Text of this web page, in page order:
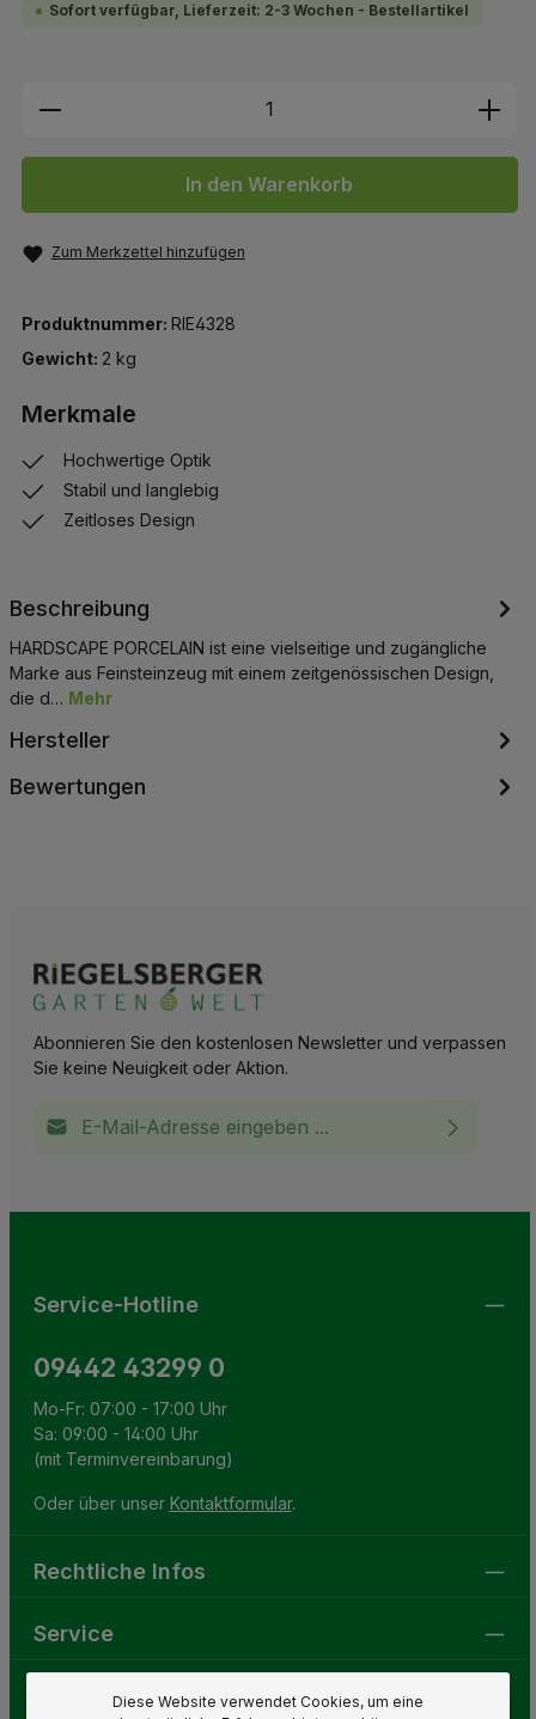
Sofort verfügbar, Lieferzeit: 2-3 Wochen - Bestellartikel
Produkt Anzahl: Gib den
In den Warenkorb
Zum Merkzettel hinzufügen
Produktnummer: RIE4328
Gewicht: 2 kg
Merkmale
Hochwertige Optik
Stabil und langlebig
Zeitloses Design
Beschreibung
HARDSCAPE PORCELAIN ist eine vielseitige und zugängliche
Marke aus Feinsteinzeug mit einem zeitgenössischen Design,
die d… Mehr
Hersteller
Bewertungen
Abonnieren Sie den kostenlosen Newsletter und verpassen
Sie keine Neuigkeit oder Aktion.
Service-Hotline
09442 43299 0
Mo-Fr: 07:00 - 17:00 Uhr
Sa: 09:00 - 14:00 Uhr
(mit Terminvereinbarung)
Oder über unser Kontaktformular.
Rechtliche Infos
Service
GartenweltDiese Website verwendet Cookies, um eine